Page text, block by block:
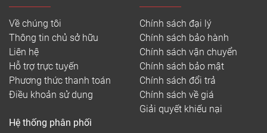
Về chúng tôi
Thông tin chủ sở hữu
Liên hệ
Hỗ trợ trực tuyến
Phương thức thanh toán
Điều khoản sử dụng
Chính sách đại lý
Chính sách bảo hành
Chính sách vận chuyển
Chính sách bảo mật
Chính sách đổi trả
Chính sách về giá
Giải quyết khiếu nại
Hệ thống phân phối